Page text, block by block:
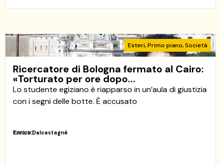
Esteri,Primo piano,Società
Ricercatore di Bologna fermato al Cairo:
«Torturato per ore dopo…
Lo studente egiziano è riapparso in un’aula di giustizia
con i segni delle botte. È accusato
10/02/20
Enrico Dalcastagné